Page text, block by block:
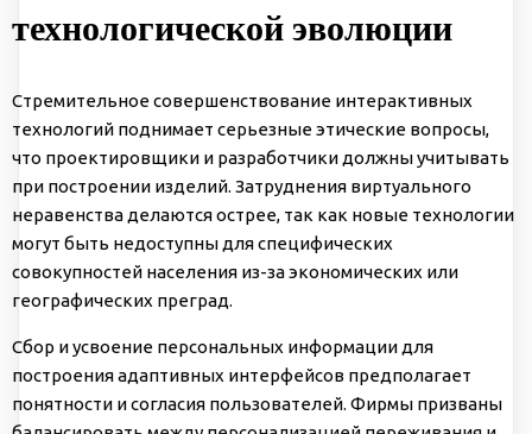
технологической эволюции
Стремительное совершенствование интерактивных
технологий поднимает серьезные этические вопросы,
что проектировщики и разработчики должны учитывать
при построении изделий. Затруднения виртуального
неравенства делаются острее, так как новые технологии
могут быть недоступны для специфических
совокупностей населения из-за экономических или
географических преград.
Сбор и усвоение персональных информации для
построения адаптивных интерфейсов предполагает
понятности и согласия пользователей. Фирмы призваны